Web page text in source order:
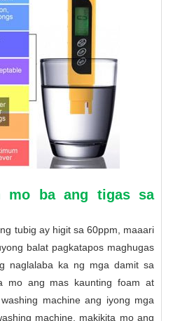
mo ba ang tigas sa
tubig ay higit sa 60ppm, maaari
balat pagkatapos maghugas
naglalaba ka ng mga damit sa
mo ang mas kaunting foam at
machine ang iyong mga
machine, makikita mo ang